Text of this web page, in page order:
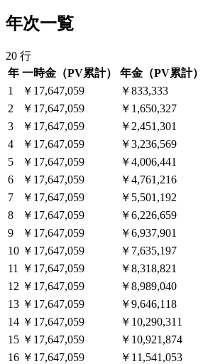
年次一覧
20 行
年 一時金（PV累計） 年金（PV累計）
1
￥17,647,059 ￥833,333
2
￥17,647,059 ￥1,650,327
3
￥17,647,059 ￥2,451,301
4
￥17,647,059 ￥3,236,569
5
￥17,647,059 ￥4,006,441
6
￥17,647,059 ￥4,761,216
7
￥17,647,059 ￥5,501,192
8
￥17,647,059 ￥6,226,659
9
￥17,647,059 ￥6,937,901
10 ￥17,647,059 ￥7,635,197
11
￥17,647,059 ￥8,318,821
12 ￥17,647,059 ￥8,989,040
13 ￥17,647,059 ￥9,646,118
14 ￥17,647,059 ￥10,290,311
15 ￥17,647,059 ￥10,921,874
16 ￥17,647,059 ￥11,541,053